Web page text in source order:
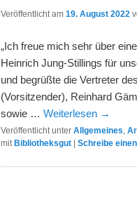
Veröffentlicht am19. August 2022
„Ich freue mich sehr über
Heinrich Jung-Stillings für
und begrüßte die Vertreter
(Vorsitzender), Reinhard
sowie …Weiterlesen →
Veröffentlicht unter Allgemeines ,
mit Bibliotheksgut |Schreibe